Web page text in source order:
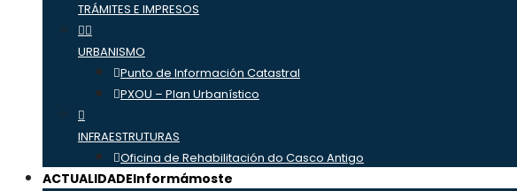
TRÁMITES E IMPRESOS
URBANISMO
Punto de Información Catastral
PXOU – Plan Urbanístico
INFRAESTRUTURAS
Oficina de Rehabilitación do Casco Antigo
ACTUALIDADEInformámoste